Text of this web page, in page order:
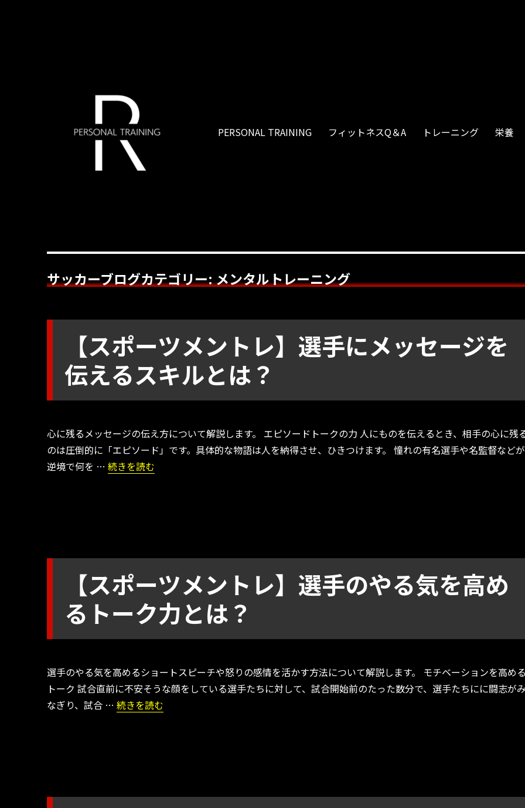
PERSONAL TRAINING フィットネスQ＆A トレーニング 栄養
サッカーブログカテゴリー:メンタルトレーニング
【スポーツメントレ】選手にメッセージを
伝えるスキルとは？
心に残るメッセージの伝え方について解説します。 エピソードトークの力 人にものを伝えるとき、相手の心に残
のは圧倒的に「エピソード」です。具体的な物語は人を納得させ、ひきつけます。 憧れの有名選手や名監督などが
逆境で何を …“【スポーツメントレ】選手にメッセージを伝えるスキルとは？” の
続きを読む
【スポーツメントレ】選手のやる気を高め
るトーク力とは？
選手のやる気を高めるショートスピーチや怒りの感情を活かす方法について解説します。 モチベーションを高め
トーク 試合直前に不安そうな顔をしている選手たちに対して、試合開始前のたった数分で、選手たちにに闘志が
なぎり、試合 …“【スポーツメントレ】選手のやる気を高めるトーク力とは？” の
続きを読む